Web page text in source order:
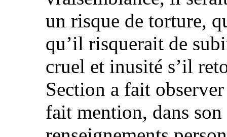
un risque de torture,
qu’il risquerait de
cruel et inusité s’il
Section a fait
fait mention, dans